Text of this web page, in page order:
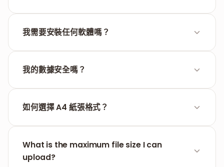
設計師節省工作時間。
我需要安裝任何軟體嗎？
我的數據安全嗎？
永久刪除。保護隱私是我們的首要任務。
如何選擇 A4 紙張格式？
根據圖片大小自動調整 (Auto) 的頁面選項。
What is the maximum file size I can
upload?